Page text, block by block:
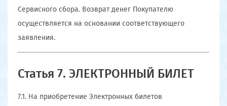
Сервисного сбора. Возврат денег Покупателю
осуществляется на основании соответствующего
заявления.
Статья 7. ЭЛЕКТРОННЫЙ БИЛЕТ
7.1. На приобретение Электронных билетов